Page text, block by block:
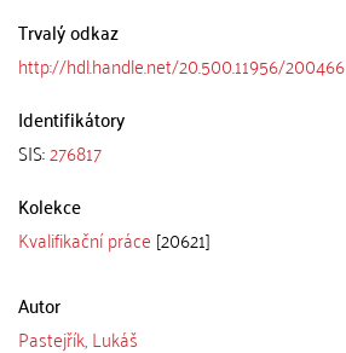
Trvalý odkaz
http://hdl.handle.net/20.500.11956/200466
Identifikátory
SIS:276817
Kolekce
Kvalifikační práce [20621]
Autor
Pastejřík, Lukáš